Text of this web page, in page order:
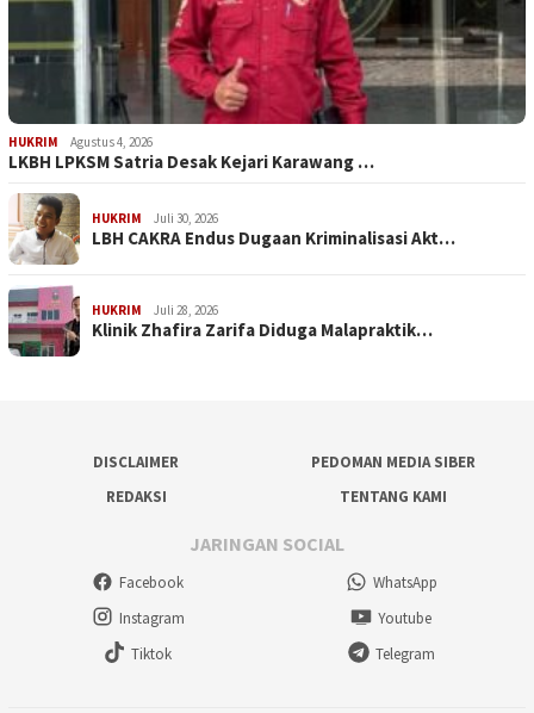
HUKRIM Agustus 4, 2026
LKBH LPKSM Satria Desak Kejari Karawang …
HUKRIM Juli 30, 2026
LBH CAKRA Endus Dugaan Kriminalisasi Akt…
HUKRIM Juli 28, 2026
Klinik Zhafira Zarifa Diduga Malapraktik…
DISCLAIMER
PEDOMAN MEDIA SIBER
REDAKSI
TENTANG KAMI
JARINGAN SOCIAL
Facebook
WhatsApp
Instagram
Youtube
Tiktok
Telegram